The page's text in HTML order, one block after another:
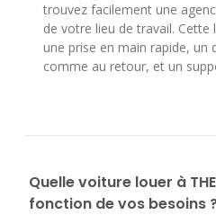
trouvez facilement une
de votre lieu de travail.
une prise en main rapide, un
comme au retour, et un
Quelle voiture louer à
fonction de vos besoins